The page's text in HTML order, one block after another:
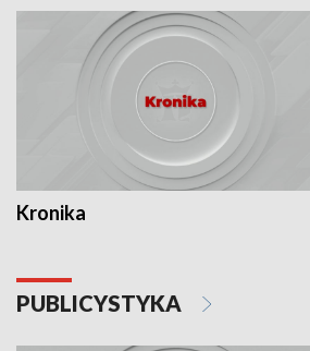
Kronika
PUBLICYSTYKA